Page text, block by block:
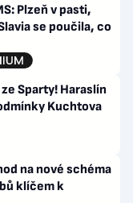
Plzeň v pasti,
se poučila, co
Sparty! Haraslín
Kuchtova
na nové schéma
klíčem k